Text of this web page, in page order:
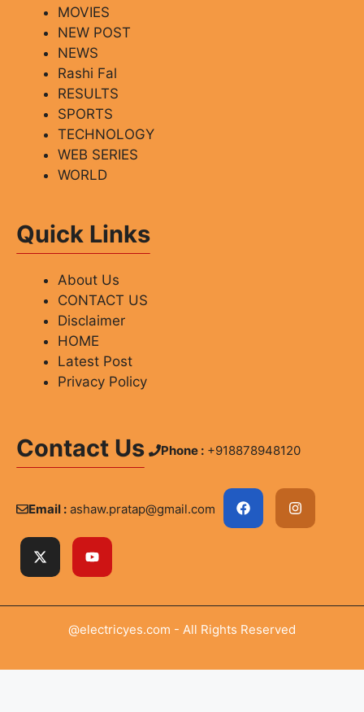
MOVIES
NEW POST
NEWS
Rashi Fal
RESULTS
SPORTS
TECHNOLOGY
WEB SERIES
WORLD
Quick Links
About Us
CONTACT US
Disclaimer
HOME
Latest Post
Privacy Policy
Contact Us Phone : +918878948120
Email : ashaw.pratap@gmail.com
@electricyes.com - All Rights Reserved